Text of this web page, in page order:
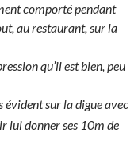
comporté pendant
au restaurant, sur la
qu’il est bien, peu
sur la digue avec
lui donner ses 10m de